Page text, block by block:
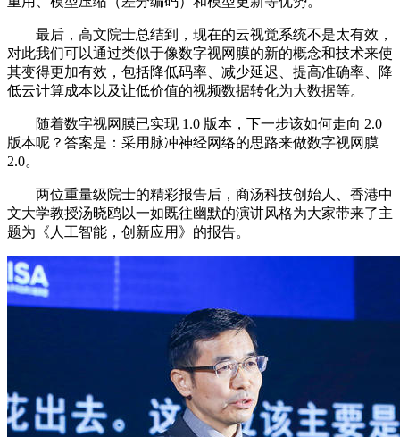
最后，高文院士总结到，现在的云视觉系统不是太有效，
对此我们可以通过类似于像数字视网膜的新的概念和技术来使
其变得更加有效，包括降低码率、减少延迟、提高准确率、降
低云计算成本以及让低价值的视频数据转化为大数据等。
随着数字视网膜已实现 1.0 版本，下一步该如何走向 2.0
版本呢？答案是：采用脉冲神经网络的思路来做数字视网膜
2.0。
两位重量级院士的精彩报告后，商汤科技创始人、香港中
文大学教授汤晓鸥以一如既往幽默的演讲风格为大家带来了主
题为《人工智能，创新应用》的报告。